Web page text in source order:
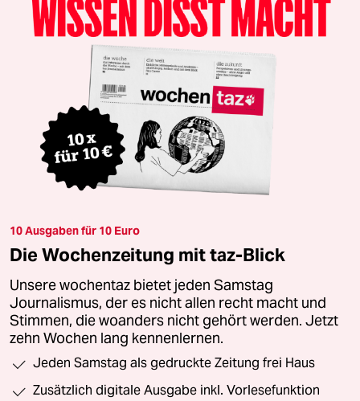
10 Ausgaben für 10 Euro
Die Wochenzeitung mit taz-Blick
Unsere wochentaz bietet jeden Samstag
Journalismus, der es nicht allen recht macht und
Stimmen, die woanders nicht gehört werden. Jetzt
zehn Wochen lang kennenlernen.
Jeden Samstag als gedruckte Zeitung frei Haus
Zusätzlich digitale Ausgabe inkl. Vorlesefunktion